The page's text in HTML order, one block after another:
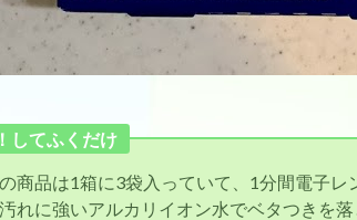
してふくだけ
商品は1箱に3袋入っていて、1分間電子
汚れに強いアルカリイオン水でベタつきを